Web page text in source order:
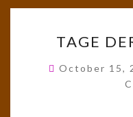
TAGE
October 15,